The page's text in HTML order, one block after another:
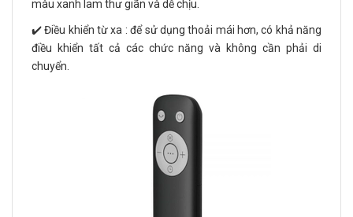
màu xanh lam thư giãn và dễ chịu.
✔️ Điều khiển từ xa : để sử dụng thoải mái hơn, có khả năng
điều khiển tất cả các chức năng và không cần phải di
chuyển.